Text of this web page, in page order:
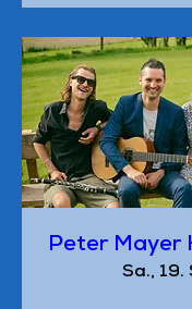
Peter Mayer
Sa., 19.